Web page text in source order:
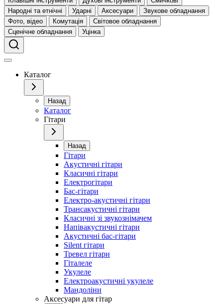
Народні та етнічні
Ударні Аксесуари
Звукове обладнання
Фото, відео
Комутація
Світовое обладнання
Сценічне обладнання
Уцінка
Каталог
Назад
Каталог
Гітари
Назад
Гітари
Акустичні гітари
Класичні гітари
Електрогітари
Бас-гітари
Електро-акустичні гітари
Трансакустичні гітари
Класичні зі звукознімачем
Напівакустичні гітари
Акустичні бас-гітари
Silent гітари
Тревел гітари
Гіталеле
Укулеле
Електроакустичні укулеле
Мандоліни
Аксесуари для гітар